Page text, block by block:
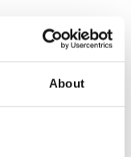
About